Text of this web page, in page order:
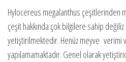
Hylocereus megalanthus çeşitlerinden
çeşit hakkında çok bilgilere sahip
yetiştirilmektedir. Henüz meyve verimi
yapılamamaktadır. Genel olarak